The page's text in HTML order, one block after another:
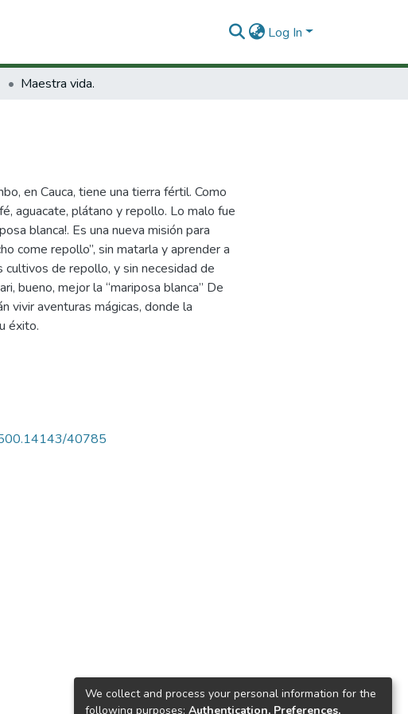
Log In
Maestra vida.
en Cauca, tiene una tierra fértil. Como
aguacate, plátano y repollo. Lo malo fue
blanca!. Es una nueva misión para
come repollo”, sin matarla y aprender a
cultivos de repollo, y sin necesidad de
bueno, mejor la “mariposa blanca” De
vivir aventuras mágicas, donde la
éxito.
40785
We collect and process your personal information for the
following purposes: Authentication, Preferences,